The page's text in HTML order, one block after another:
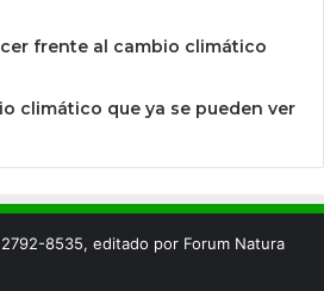
frente al cambio climático
climático que ya se pueden ver
8535, editado por Forum Natura